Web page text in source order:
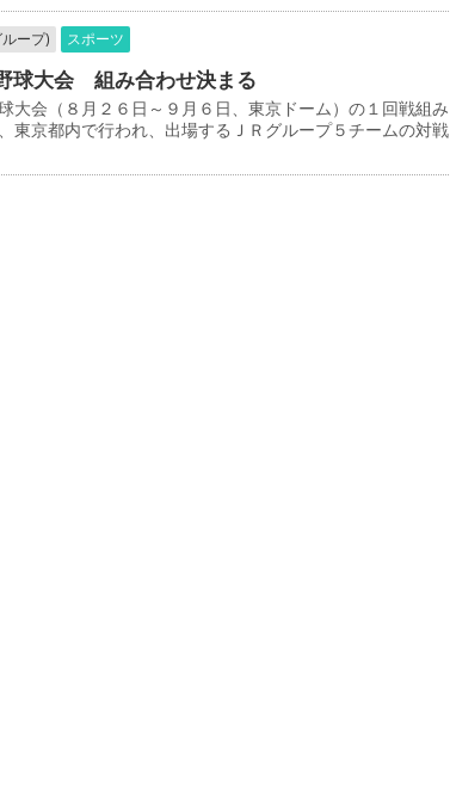
ループ) スポーツ
球大会 組み合わせ決まる
大会（８月２６日～９月６日、東京ドーム）の１回戦組み
東京都内で行われ、出場するＪＲグループ５チームの対戦